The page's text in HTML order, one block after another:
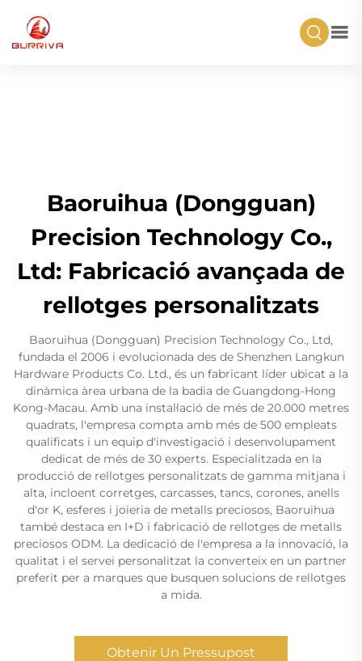
Baoruihua (Dongguan)
Precision Technology Co.,
Ltd: Fabricació avançada de
rellotges personalitzats
Baoruihua (Dongguan) Precision Technology Co., Ltd,
fundada el 2006 i evolucionada des de Shenzhen Langkun
Hardware Products Co. Ltd., és un fabricant líder ubicat a la
dinàmica àrea urbana de la badia de Guangdong-Hong
Kong-Macau. Amb una instal·lació de més de 20.000 metres
quadrats, l'empresa compta amb més de 500 empleats
qualificats i un equip d'investigació i desenvolupament
dedicat de més de 30 experts. Especialitzada en la
producció de rellotges personalitzats de gamma mitjana i
alta, incloent corretges, carcasses, tancs, corones, anells
d'or K, esferes i joieria de metalls preciosos, Baoruihua
també destaca en I+D i fabricació de rellotges de metalls
preciosos ODM. La dedicació de l'empresa a la innovació, la
qualitat i el servei personalitzat la converteix en un partner
preferit per a marques que busquen solucions de rellotges
a mida.
Obtenir Un Pressupost